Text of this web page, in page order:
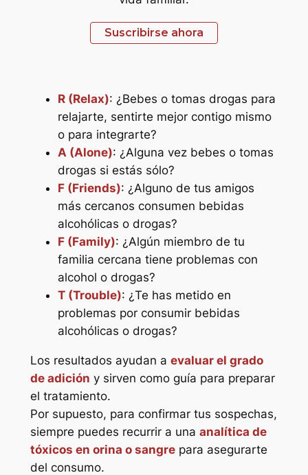
Suscribirse ahora
R (Relax): ¿Bebes o tomas drogas para
relajarte, sentirte mejor contigo mismo
o para integrarte?
A (Alone): ¿Alguna vez bebes o tomas
drogas si estás sólo?
F (Friends): ¿Alguno de tus amigos
más cercanos consumen bebidas
alcohólicas o drogas?
F (Family): ¿Algún miembro de tu
familia cercana tiene problemas con
alcohol o drogas?
T (Trouble): ¿Te has metido en
problemas por consumir bebidas
alcohólicas o drogas?
Los resultados ayudan a evaluar el grado
de adición y sirven como guía para preparar
el tratamiento.
Por supuesto, para confirmar tus sospechas,
siempre puedes recurrir a una analítica de
tóxicos en orina o sangrepara asegurarte
del consumo.